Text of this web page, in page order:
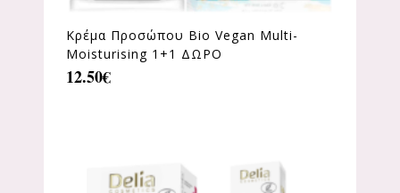
Κρέμα Προσώπου Bio Vegan Multi-
Moisturising 1+1 ΔΩΡΟ
12.50€